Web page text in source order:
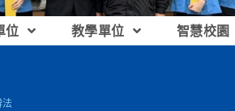
位 教學單位 智慧校園
法